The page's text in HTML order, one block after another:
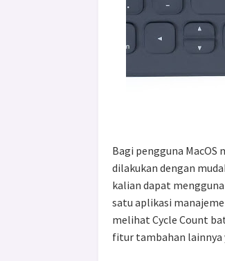
Bagi pengguna
dilakukan dengan
kalian dapat
satu aplikasi
melihat Cycle Count
fitur tambahan lainnya